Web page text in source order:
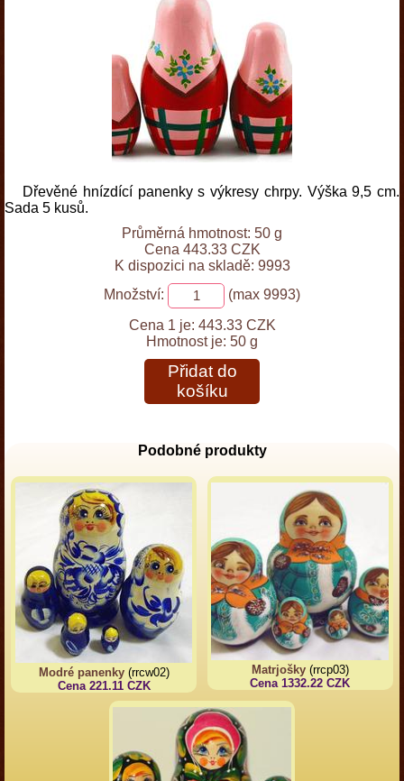
Dřevěné hnízdící panenky s výkresy chrpy. Výška 9,5 cm.
Sada 5 kusů.
Průměrná hmotnost: 50 g
Cena 443.33 CZK
K dispozici na skladě: 9993
Množství:
(max 9993)
Cena 1 je: 443.33 CZK
Hmotnost je: 50 g
Přidat do
košíku
Podobné produkty
Modré panenky(rrcw02)
Cena 221.11 CZK
Matrjošky(rrcp03)
Cena 1332.22 CZK